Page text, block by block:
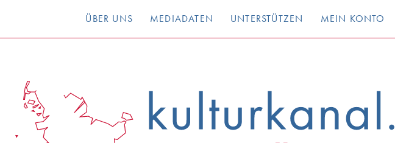
ÜBER UNS MEDIADATEN UNTERSTÜTZEN MEIN KONTO